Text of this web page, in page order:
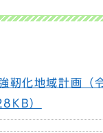
靭化地域計画
）